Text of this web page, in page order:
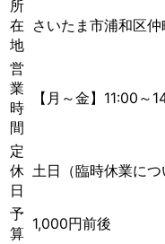
所
在
地
さいたま市浦和区
営
業
時
間
【月～金】11:00～
定
休
日
土日（臨時休業につ
予
算
1,000円前後